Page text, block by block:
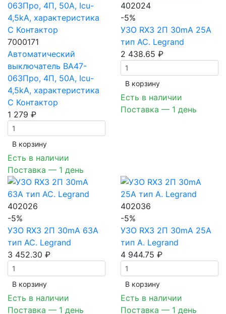
7000171
Автоматический
выключатель ВА47-
063Про, 4П, 50A, Icu-
4,5kA, характеристика
C Контактор
1 279 ₽
В корзинy
Есть в наличии
Поставка — 1 день
402024
-5%
УЗО RX3 2П 30mA 25А
тип AC. Legrand
2 438.65 ₽
В корзинy
Есть в наличии
Поставка — 1 день
402026
-5%
УЗО RX3 2П 30mA 63А
тип AC. Legrand
3 452.30 ₽
В корзинy
Есть в наличии
Поставка — 1 день
402036
-5%
УЗО RX3 2П 30mA 25А
тип A. Legrand
4 944.75 ₽
В корзинy
Есть в наличии
Поставка — 1 день